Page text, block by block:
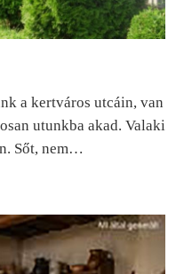
a kertváros utcáin, van
utunkba akad. Valaki
Sőt, nem…